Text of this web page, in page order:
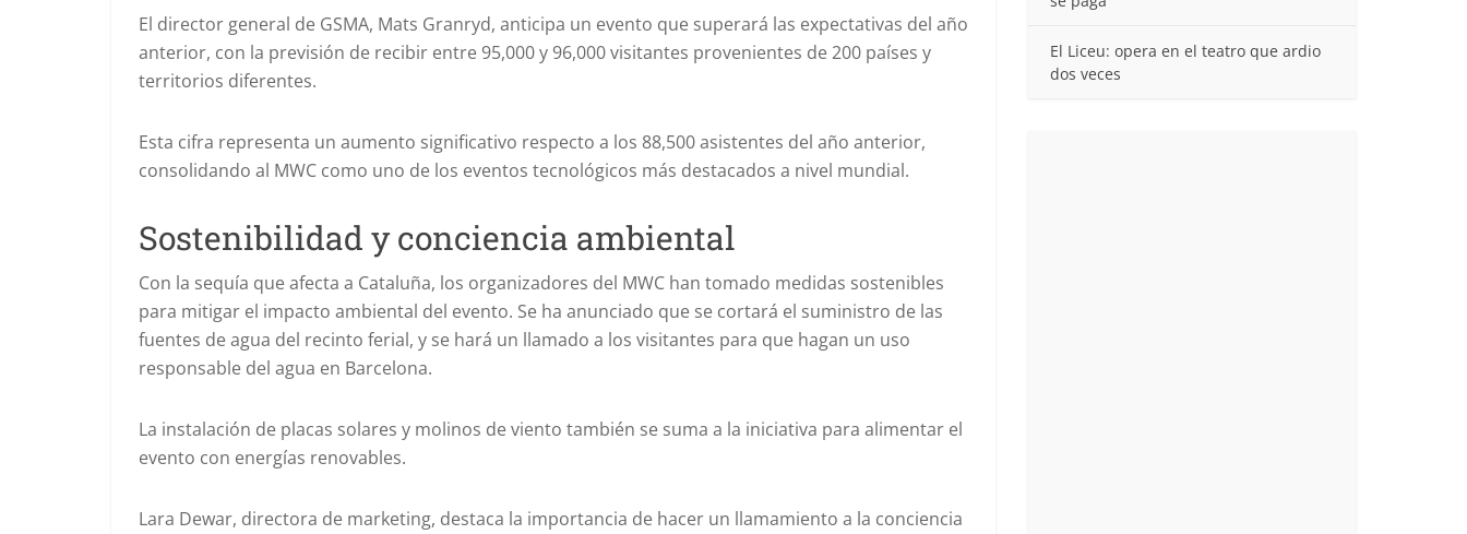
El director general de GSMA, Mats Granryd, anticipa un evento que superará las expectativas del año
anterior, con la previsión de recibir entre 95,000 y 96,000 visitantes provenientes de 200 países y
territorios diferentes.
Esta cifra representa un aumento significativo respecto a los 88,500 asistentes del año anterior,
consolidando al MWC como uno de los eventos tecnológicos más destacados a nivel mundial.
Sostenibilidad y conciencia ambiental
Con la sequía que afecta a Cataluña, los organizadores del MWC han tomado medidas sostenibles
para mitigar el impacto ambiental del evento. Se ha anunciado que se cortará el suministro de las
fuentes de agua del recinto ferial, y se hará un llamado a los visitantes para que hagan un uso
responsable del agua en Barcelona.
La instalación de placas solares y molinos de viento también se suma a la iniciativa para alimentar el
evento con energías renovables.
Lara Dewar, directora de marketing, destaca la importancia de hacer un llamamiento a la conciencia
El Liceu: opera en el teatro que ardio
dos veces